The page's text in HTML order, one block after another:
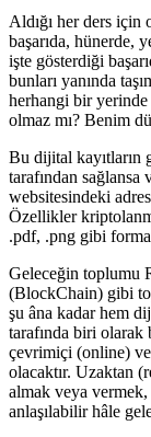
Aldığı her ders
başarıda, hünerde,
işte gösterdiği
bunları yanında
herhangi bir yerinde
olmaz mı? Benim
Bu dijital kayıtların
tarafından
websitesindeki
Özellikler
.pdf, .png gibi
Geleceğin toplumu
(BlockChain) gibi
şu âna kadar hem
tarafında biri
çevrimiçi (online) ve
olacaktır. Uzaktan
almak veya
anlaşılabilir hâle